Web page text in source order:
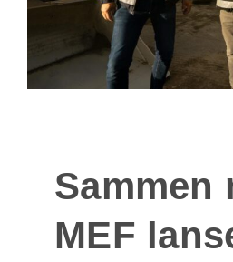
Sammen
MEF